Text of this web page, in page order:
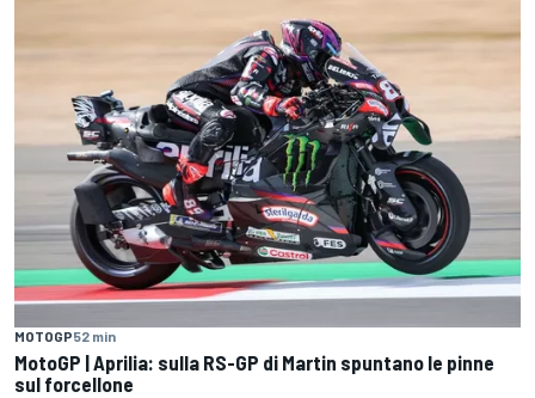
MOTOGP52 min
MotoGP | Aprilia: sulla RS-GP di Martin spuntano le pinne
sul forcellone